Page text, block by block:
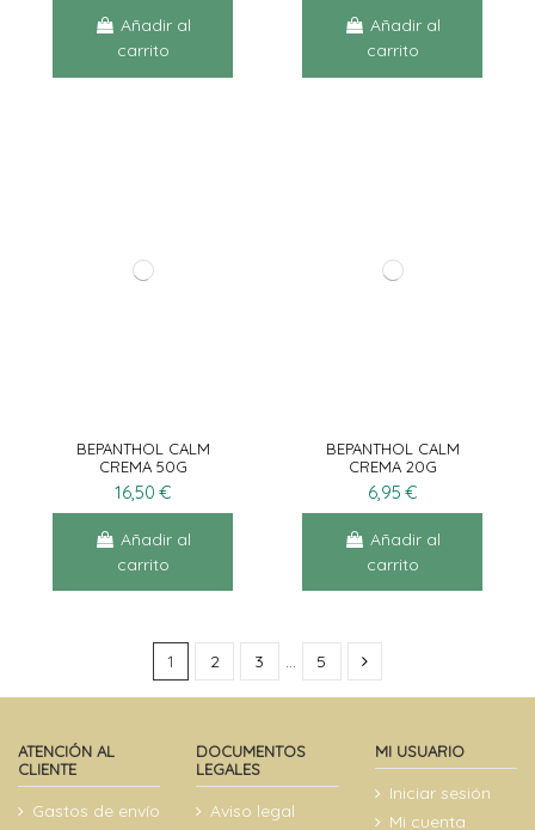
Añadir al
carrito
Añadir al
carrito
BEPANTHOL CALM
CREMA 50G
16,50 €
Añadir al
carrito
BEPANTHOL CALM
CREMA 20G
6,95 €
Añadir al
carrito
1 2 3 … 5
ATENCIÓN AL
CLIENTE
Gastos de envío
DOCUMENTOS
LEGALES
Aviso legal
MI USUARIO
Iniciar sesión
Mi cuenta